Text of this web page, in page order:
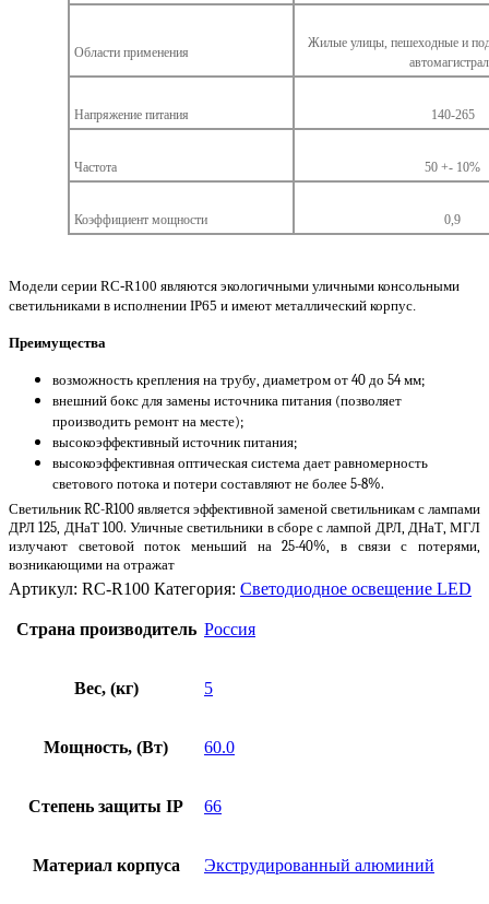
Области применения
Жилые улицы, пешеходные и
Напряжение питания 140-265
Частота 50 +- 10%
Коэффициент мощности 0,9
Модели серии RC-R100 являются экологичными уличными консольными
светильниками в исполнении IP65 и имеют металлический корпус.
Преимущества
возможность крепления на трубу, диаметром от 40 до 54 мм;
внешний бокс для замены источника питания (позволяет
производить ремонт на месте);
высокоэффективный источник питания;
высокоэффективная оптическая система дает равномерность
светового потока и потери составляют не более 5-8%.
Светильник RC-R100 является эффективной заменой светильникам с лампами
ДРЛ 125, ДНаТ 100. Уличные светильники в сборе с лампой ДРЛ, ДНаТ, МГЛ
излучают световой поток меньший на 25-40%, в связи с потерями,
возникающими на отражат
Артикул: RC-R100 Категория: Светодиодное освещение LED
Страна производитель Россия
Вес, (кг) 5
Мощность, (Вт) 60.0
Степень защиты IP 66
Материал корпуса Экструдированный алюминий